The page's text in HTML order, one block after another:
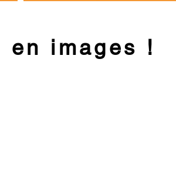
en images !